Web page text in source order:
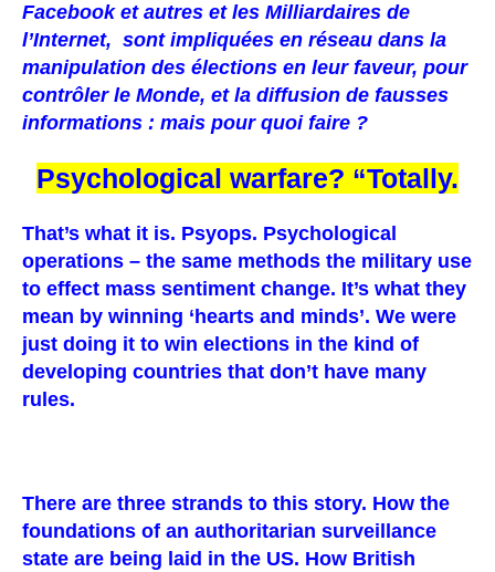
Facebook et autres et les Milliardaires de
l’Internet, sont impliquées en réseau dans la
manipulation des élections en leur faveur, pour
contrôler le Monde, et la diffusion de fausses
informations : mais pour quoi faire ?
Psychological warfare? “Totally.
That’s what it is. Psyops. Psychological
operations – the same methods the military use
to effect mass sentiment change. It’s what they
mean by winning ‘hearts and minds’. We were
just doing it to win elections in the kind of
developing countries that don’t have many
rules.
There are three strands to this story. How the
foundations of an authoritarian surveillance
state are being laid in the US. How British